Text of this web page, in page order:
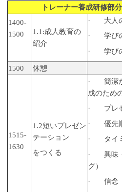
トレーナー養成研修部
1400-
1500
1.1:成人教育の
紹介
· 大人の
· 学び
· 学びの
1500 休憩
1515-
1630
1.2短いプレゼン
テーション
をつくる
· 簡潔か
成のため
· プレゼ
· 優先
· タイ
· 興味・
グ）
· 信念